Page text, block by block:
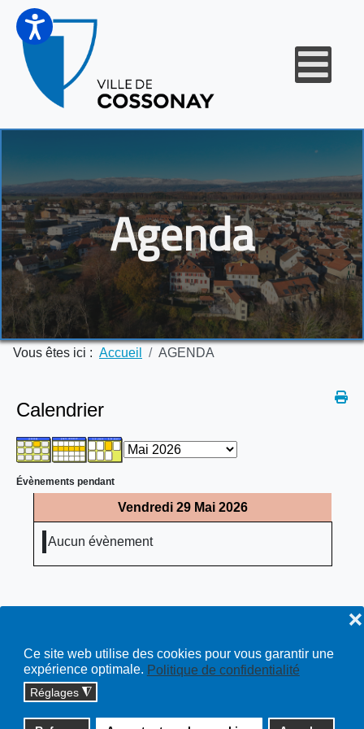
Ce site web utilise des cookies pour vous garantir une
expérience optimale. Politique de confidentialité
Réglages ◮
❌
Agenda
Vous êtes ici : Accueil AGENDA
Calendrier
Évènements pendant
Vendredi 29 Mai 2026
Aucun évènement
Copyright © 2026 cossonay.ch - tous droits réservés | site :